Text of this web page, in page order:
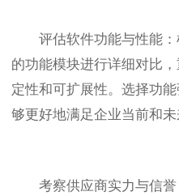
评估软件功能与性能：
的功能模块进行详细对比
定性和可扩展性。选择功
够更好地满足企业当前和未
考察供应商实力与信誉